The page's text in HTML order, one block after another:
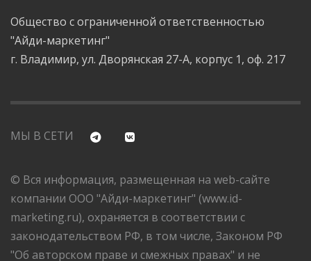
Общество с ограниченной ответственностью
"Айди-маркетинг"
г. Владимир, ул. Дворянская 27-А, корпус 1, оф. 217
МЫ В СЕТИ
© Вся информация, размещенная на web-сайте
компании ООО "Айди-маркетинг" (www.id-
marketing.ru), охраняется в соответствии с
законодательством РФ, в том числе, Законом РФ
"Об авторском праве и смежных правах" и не